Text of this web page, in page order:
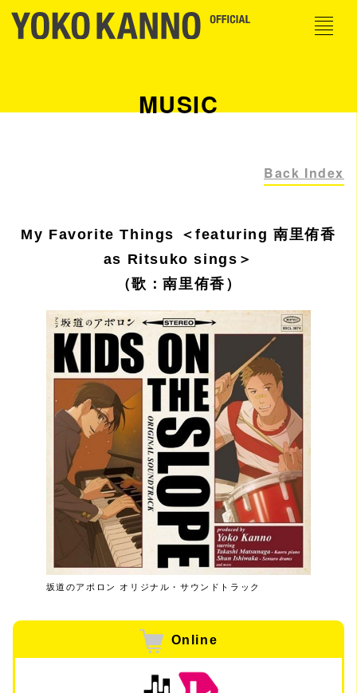
MUSIC
Back Index
My Favorite Things ＜featuring 南里侑香
as Ritsuko sings＞
（歌：南里侑香）
坂道のアポロン オリジナル・サウンドトラック
Online